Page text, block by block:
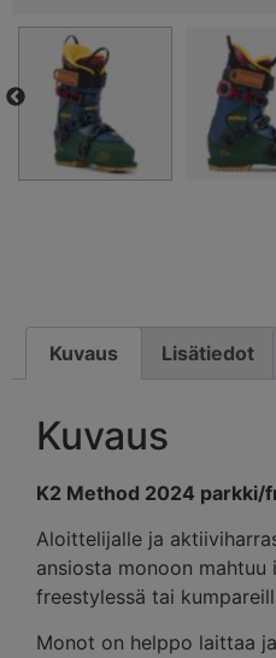
Kuvaus Lisätiedot
Kuvaus
K2 Method 2024
Aloittelijalle ja
ansiosta monoon
freestylessä tai
Monot on helppo laittaa